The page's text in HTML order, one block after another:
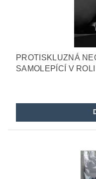
PROTISKLUZNÁ
SAMOLEPÍCÍ V